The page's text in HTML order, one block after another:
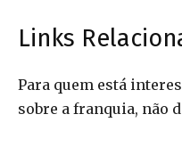
Links
Para quem está
sobre a franquia, não